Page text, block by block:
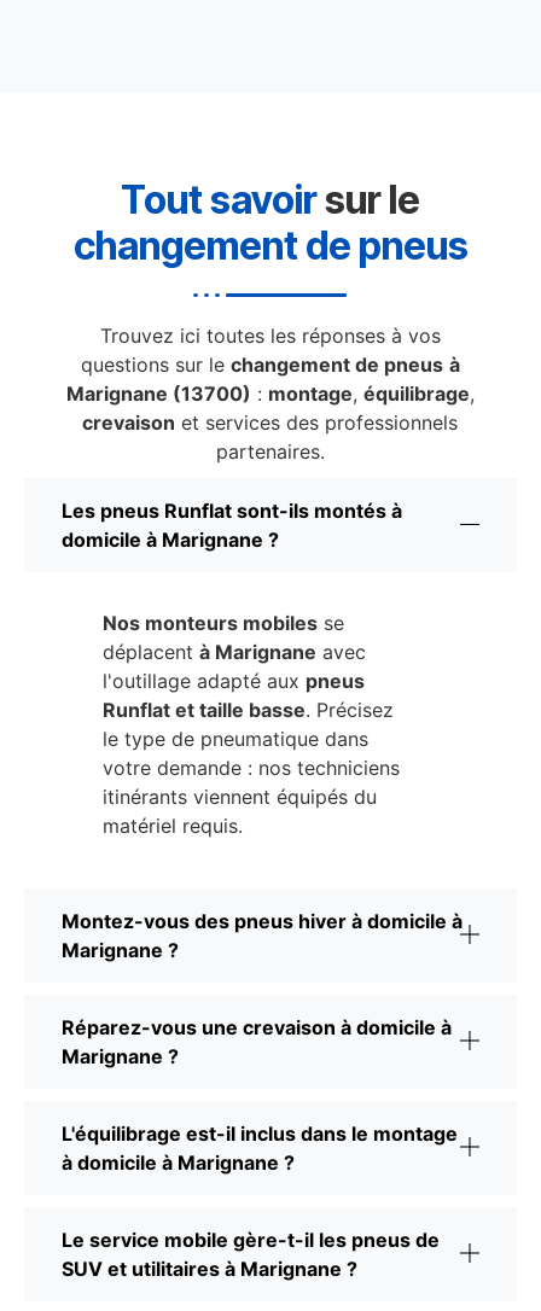
Tout savoirsur le
changement de pneus
Trouvez ici toutes les réponses à vos
questions sur le changement de pneus à
Marignane (13700) : montage, équilibrage,
crevaison et services des professionnels
partenaires.
Les pneus Runflat sont-ils montés à
domicile à Marignane ?
Nos monteurs mobiles se
déplacent à Marignane avec
l'outillage adapté aux pneus
Runflat et taille basse. Précisez
le type de pneumatique dans
votre demande : nos techniciens
itinérants viennent équipés du
matériel requis.
Montez-vous des pneus hiver à domicile à
Marignane ?
Réparez-vous une crevaison à domicile à
Marignane ?
L'équilibrage est-il inclus dans le montage
à domicile à Marignane ?
Le service mobile gère-t-il les pneus de
SUV et utilitaires à Marignane ?